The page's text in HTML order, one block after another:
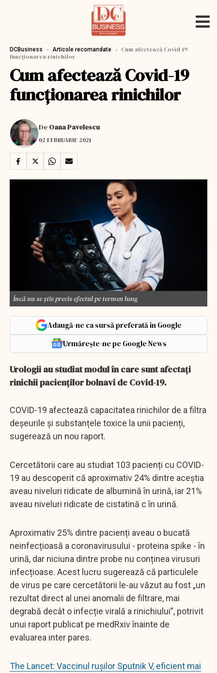
DCBusiness › Articole recomandate › Cum afectează Covid-19
funcționarea rinichilor
Cum afectează Covid-19
funcționarea rinichilor
De Oana Pavelescu
02 FEBRUARIE 2021
Încă nu se știe precis efectul pe termen lung
Adaugă-ne ca sursă preferată în Google
Urmărește-ne pe Google News
Urologii au studiat modul în care sunt afectați
rinichii pacienților bolnavi de Covid-19.
COVID-19 afectează capacitatea rinichilor de a filtra
deșeurile și substanțele toxice la unii pacienți,
sugerează un nou raport.
Cercetătorii care au studiat 103 pacienți cu COVID-
19 au descoperit că aproximativ 24% dintre aceștia
aveau niveluri ridicate de albumină în urină, iar 21%
aveau niveluri ridicate de cistatină c în urină.
Aproximativ 25% dintre pacienți aveau o bucată
neinfecțioasă a coronavirusului - proteina spike - în
urină, dar niciuna dintre probe nu conținea virusuri
infecțioase. Acest lucru sugerează că particulele
de virus pe care cercetătorii le-au văzut au fost „un
rezultat direct al unei anomalii de filtrare, mai
degrabă decât o infecție virală a rinichiului”, potrivit
unui raport publicat pe medRxiv înainte de
evaluarea inter pares.
The Lancet: Vaccinul rușilor Sputnik V, eficient mai